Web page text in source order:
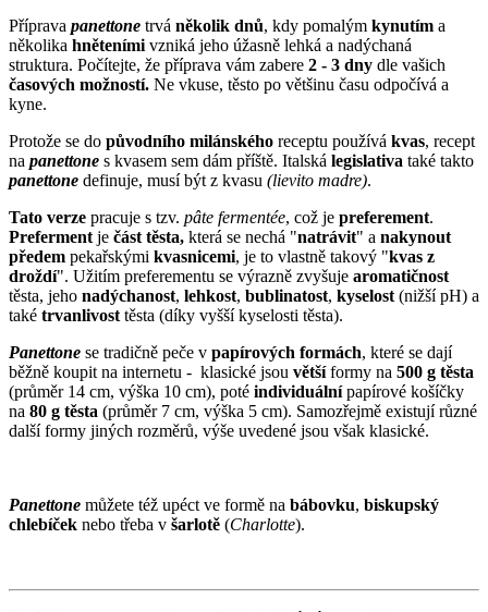
Příprava panettone trvá několik dnů, kdy pomalým kynutím a
několika hněteními vzniká jeho úžasně lehká a nadýchaná
struktura. Počítejte, že příprava vám zabere 2 - 3 dny dle vašich
časových možností. Ne vkuse, těsto po většinu času odpočívá a
kyne.
Protože se do původního milánského receptu používá kvas, recept
na panettone s kvasem sem dám příště. Italská legislativa také takto
panettone definuje, musí být z kvasu (lievito madre).
Tato verze pracuje s tzv. pâte fermentée, což je preferement.
Preferment je část těsta, která se nechá "natrávit" a nakynout
předem pekařskými kvasnicemi, je to vlastně takový "kvas z
droždí". Užitím preferementu se výrazně zvyšuje aromatičnost
těsta, jeho nadýchanost, lehkost, bublinatost, kyselost (nižší pH) a
také trvanlivost těsta (díky vyšší kyselosti těsta).
Panettone se tradičně peče v papírových formách, které se dají
běžně koupit na internetu - klasické jsou většíformy na 500 g těsta
(průměr 14 cm, výška 10 cm), poté individuálnípapírové košíčky
na 80 g těsta (průměr 7 cm, výška 5 cm). Samozřejmě existují různé
další formy jiných rozměrů, výše uvedené jsou však klasické.
Panettone můžete též upéct ve formě na bábovku, biskupský
chlebíček nebo třeba v šarlotě (Charlotte).